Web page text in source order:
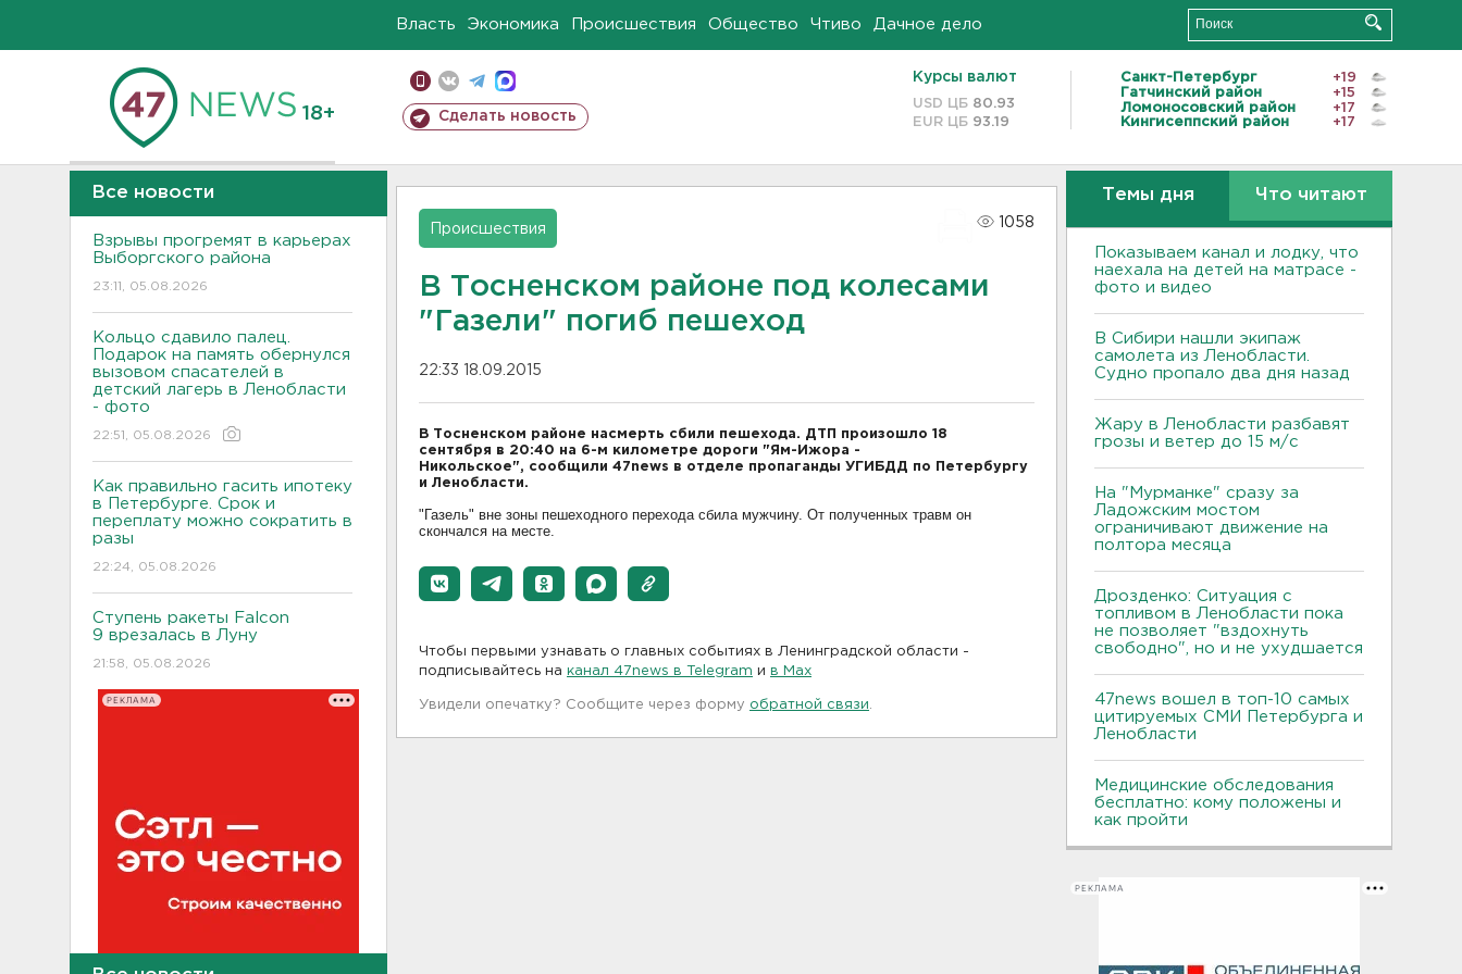
Власть Экономика Происшествия Общество Чтиво Дачное дело
18+ Сделать новость
Курсы валют
USD ЦБ 80.93
EUR ЦБ 93.19
Санкт-Петербург
+19
Гатчинский район
+15
Ломоносовский район
+17
Кингисеппский район
+17
Все новости
Взрывы прогремят в карьерах
Выборгского района
23:11, 05.08.2026
Кольцо сдавило палец.
Подарок на память обернулся
вызовом спасателей в
детский лагерь в Ленобласти
- фото
22:51, 05.08.2026
Как правильно гасить ипотеку
в Петербурге. Срок и
переплату можно сократить в
разы
22:24, 05.08.2026
Ступень ракеты Falcon
9 врезалась в Луну
21:58, 05.08.2026
РЕКЛАМА
Происшествия
1058
В Тосненском районе под колесами
"Газели" погиб пешеход
22:33 18.09.2015
В Тосненском районе насмерть сбили пешехода. ДТП произошло 18
сентября в 20:40 на 6-м километре дороги "Ям-Ижора -
Никольское", сообщили 47news в отделе пропаганды УГИБДД по Петербургу
и Ленобласти.
"Газель" вне зоны пешеходного перехода сбила мужчину. От полученных травм он
скончался на месте.
Чтобы первыми узнавать о главных событиях в Ленинградской области -
подписывайтесь на канал 47news в Telegram и в Maх
Увидели опечатку? Сообщите через форму обратной связи
Темы дня Что читают
Показываем канал и лодку, что
наехала на детей на матрасе -
фото и видео
В Сибири нашли экипаж
самолета из Ленобласти.
Судно пропало два дня назад
Жару в Ленобласти разбавят
грозы и ветер до 15 м/с
На "Мурманке" сразу за
Ладожским мостом
ограничивают движение на
полтора месяца
Дрозденко: Ситуация с
топливом в Ленобласти пока
не позволяет "вздохнуть
свободно", но и не ухудшается
47news вошел в топ-10 самых
цитируемых СМИ Петербурга и
Ленобласти
Медицинские обследования
бесплатно: кому положены и
как пройти
РЕКЛАМА